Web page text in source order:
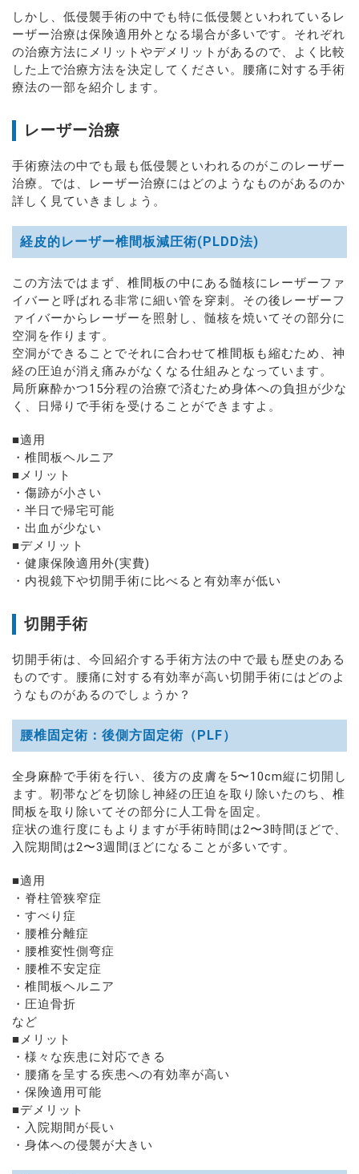
しかし、低侵襲手術の中でも特に低侵襲といわれているレ
ーザー治療は保険適用外となる場合が多いです。それぞれ
の治療方法にメリットやデメリットがあるので、よく比較
した上で治療方法を決定してください。腰痛に対する手術
療法の一部を紹介します。
レーザー治療
手術療法の中でも最も低侵襲といわれるのがこのレーザー
治療。では、レーザー治療にはどのようなものがあるのか
詳しく見ていきましょう。
経皮的レーザー椎間板減圧術(PLDD法)
この方法ではまず、椎間板の中にある髄核にレーザーファ
イバーと呼ばれる非常に細い管を穿刺。その後レーザーフ
ァイバーからレーザーを照射し、髄核を焼いてその部分に
空洞を作ります。
空洞ができることでそれに合わせて椎間板も縮むため、神
経の圧迫が消え痛みがなくなる仕組みとなっています。
局所麻酔かつ15分程の治療で済むため身体への負担が少な
く、日帰りで手術を受けることができますよ。
■適用
・椎間板ヘルニア
■メリット
・傷跡が小さい
・半日で帰宅可能
・出血が少ない
■デメリット
・健康保険適用外(実費)
・内視鏡下や切開手術に比べると有効率が低い
切開手術
切開手術は、今回紹介する手術方法の中で最も歴史のある
ものです。腰痛に対する有効率が高い切開手術にはどのよ
うなものがあるのでしょうか？
腰椎固定術：後側方固定術（PLF）
全身麻酔で手術を行い、後方の皮膚を5〜10cm縦に切開し
ます。靭帯などを切除し神経の圧迫を取り除いたのち、椎
間板を取り除いてその部分に人工骨を固定。
症状の進行度にもよりますが手術時間は2〜3時間ほどで、
入院期間は2〜3週間ほどになることが多いです。
■適用
・脊柱管狭窄症
・すべり症
・腰椎分離症
・腰椎変性側弯症
・腰椎不安定症
・椎間板ヘルニア
・圧迫骨折
など
■メリット
・様々な疾患に対応できる
・腰痛を呈する疾患への有効率が高い
・保険適用可能
■デメリット
・入院期間が長い
・身体への侵襲が大きい